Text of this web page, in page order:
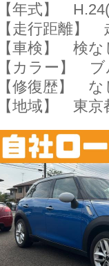
【年式】
【走行距離】
【車検】 検な
【カラー】 ブ
【修復歴】 な
【地域】 東京